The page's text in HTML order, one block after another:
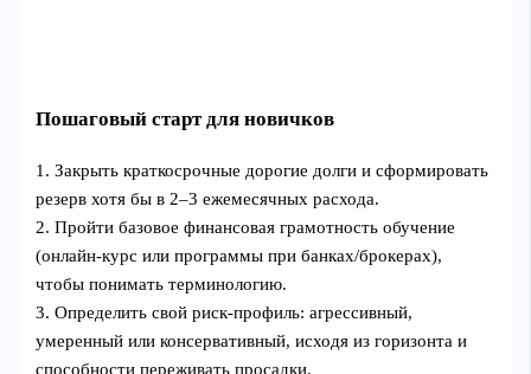
Пошаговый старт для новичков
1. Закрыть краткосрочные дорогие долги и сформировать
резерв хотя бы в 2–3 ежемесячных расхода.
2. Пройти базовое финансовая грамотность обучение
(онлайн‑курс или программы при банках/брокерах),
чтобы понимать терминологию.
3. Определить свой риск‑профиль: агрессивный,
умеренный или консервативный, исходя из горизонта и
способности переживать просадки.